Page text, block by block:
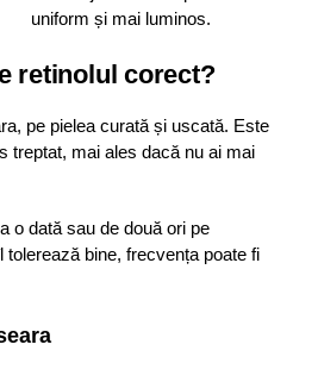
uniform și mai luminos.
retinolul corect?
pe pielea curată și uscată. Este
treptat, mai ales dacă nu ai mai
o dată sau de două ori pe
bine, frecvența poate fi